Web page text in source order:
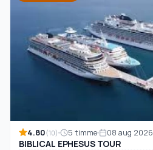
4.80(10) 5 timme 08 aug 2026
BIBLICAL EPHESUS TOUR